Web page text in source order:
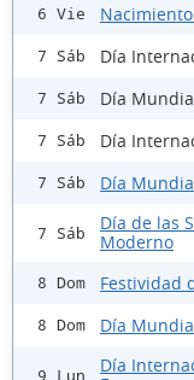
6 Vie
7 Sáb Día
7 Sáb Día
7 Sáb Día
7 Sáb Día
7 Sáb
Día de las
Moderno
8 Dom Festividad
8 Dom Día
9 Lun
Día